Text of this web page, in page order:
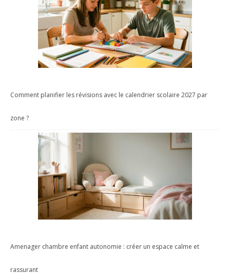
Comment planifier les révisions avec le calendrier scolaire 2027 par
zone ?
Amenager chambre enfant autonomie : créer un espace calme et
rassurant